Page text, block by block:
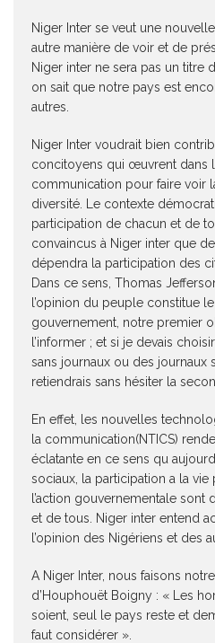
Niger Inter se veut une
autre manière de voir et de
Niger inter ne sera pas un titre
on sait que notre pays est
autres.
Niger Inter voudrait bien
concitoyens qui œuvrent dans
communication pour faire voir
diversité. Le contexte
participation de chacun et de
convaincus à Niger inter que
dépendra la participation des
Dans ce sens, Thomas
l’opinion du peuple constitue
gouvernement, notre premier
l’informer ; et si je devais
sans journaux ou des journaux
retiendrais sans hésiter la
En effet, les nouvelles
la communication(NTICS)
éclatante en ce sens qu
sociaux, la participation a la
l’action gouvernementale sont
et de tous. Niger inter entend
l’opinion des Nigériens et des
A Niger Inter, nous faisons
d’Houphouët Boigny : « Les
soient, seul le pays reste et
faut considérer ».